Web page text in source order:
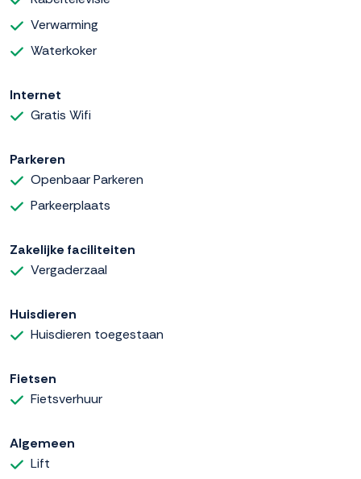
Verwarming
Waterkoker
Internet
Gratis Wifi
Parkeren
Openbaar Parkeren
Parkeerplaats
Zakelijke faciliteiten
Vergaderzaal
Huisdieren
Huisdieren toegestaan
Fietsen
Fietsverhuur
Algemeen
Lift